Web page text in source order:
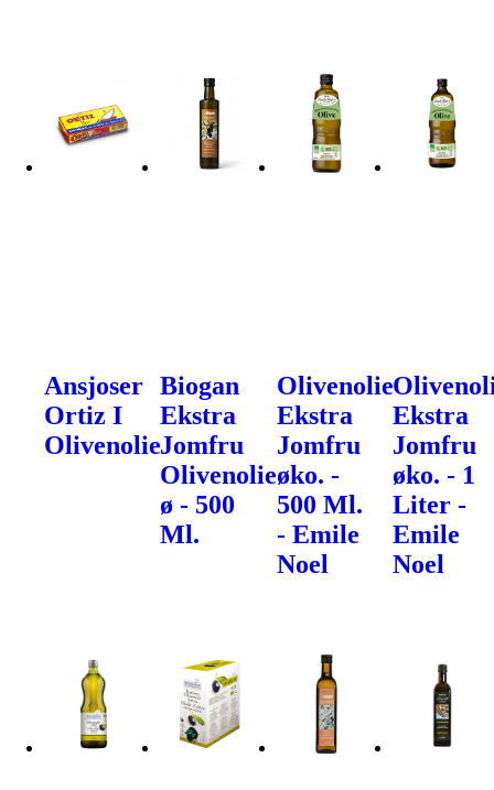
Ansjoser
Ortiz I
Olivenolie
Biogan
Ekstra
Jomfru
Olivenolie
ø - 500
Ml.
Olivenolie
Ekstra
Jomfru
øko. -
500 Ml.
- Emile
Noel
Ekstra
Jomfru
øko. - 1
Liter -
Emile
Noel